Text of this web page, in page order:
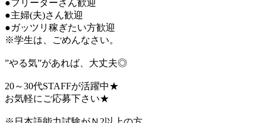
●フリーターさん歓迎
●主婦(夫)さん歓迎
●ガッツリ稼ぎたい方歓迎
※学生は、ごめんなさい。
”やる気”があれば、大丈夫◎
20～30代STAFFが活躍中★
お気軽にご応募下さい★